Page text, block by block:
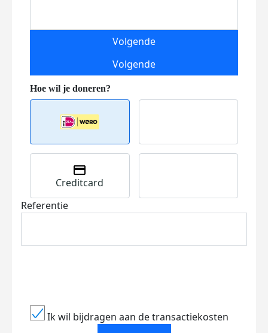
Volgende
Volgende
Creditcard
Referentie
Ik wil bijdragen aan de transactiekosten